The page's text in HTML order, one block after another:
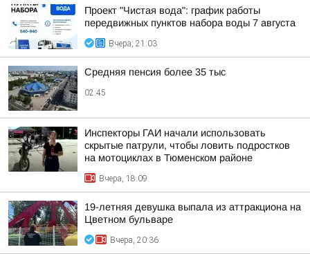
Проект "Чистая вода": график работы
передвижных пунктов набора воды 7 августа
Вчера, 21:03
Средняя пенсия более 35 тыс
02:45
Инспекторы ГАИ начали использовать
скрытые патрули, чтобы ловить подростков
на мотоциклах в Тюменском районе
Вчера, 18:09
19-летняя девушка выпала из аттракциона на
Цветном бульваре
Вчера, 20:36